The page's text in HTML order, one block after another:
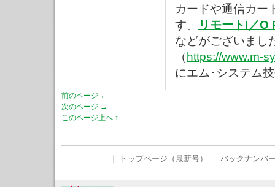
カードや通信カー
す。
リモートI／O
などがございまし
（ https://www.m-
にエム･システム
前のページ ←
次のページ →
このページ上へ ↑
トップページ（最新号） バックナンバ